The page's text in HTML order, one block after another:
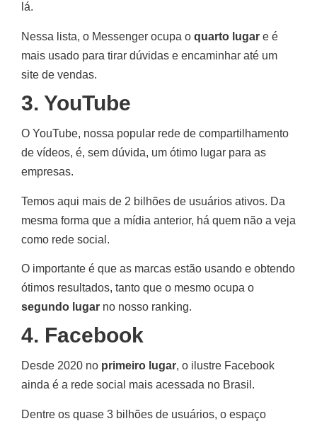
lá.
Nessa lista, o Messenger ocupa o quarto lugar e é
mais usado para tirar dúvidas e encaminhar até um
site de vendas.
3. YouTube
O YouTube, nossa popular rede de compartilhamento
de vídeos, é, sem dúvida, um ótimo lugar para as
empresas.
Temos aqui mais de 2 bilhões de usuários ativos. Da
mesma forma que a mídia anterior, há quem não a veja
como rede social.
O importante é que as marcas estão usando e obtendo
ótimos resultados, tanto que o mesmo ocupa o
segundo lugar no nosso ranking.
4. Facebook
Desde 2020 no primeiro lugar, o ilustre Facebook
ainda é a rede social mais acessada no Brasil.
Dentre os quase 3 bilhões de usuários, o espaço